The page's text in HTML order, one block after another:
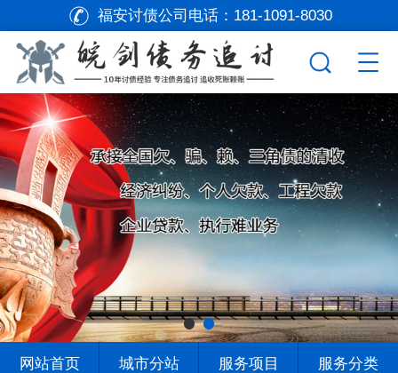
网站首页 城市分站 服务项目 服务分类
福安讨债公司电话： 181-1091-8030